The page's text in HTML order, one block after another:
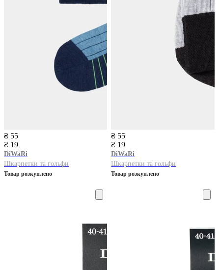
₴ 55
₴ 19
DiWaRi
Шкарпетки та гольфи
Товар розкуплено
₴ 55
₴ 19
DiWaRi
Шкарпетки та гольфи
Товар розкуплено